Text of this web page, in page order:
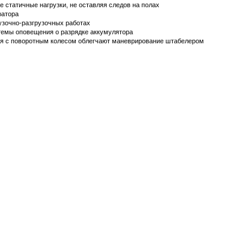
нагрузки, не оставляя следов на полах
разгрузочных работах
оповещения о разрядке аккумулятора
с поворотным колесом облегчают маневрирование штабелером